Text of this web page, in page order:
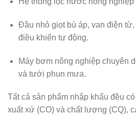
Đầu nhỏ giọt bù áp, van điện
điều khiển tự động.
Máy bơm nông nghiệp chuyên
và tưới phun mưa.
Tất cả sản phẩm nhập khẩu đều
xuất xứ (CO) và chất lượng (CQ),